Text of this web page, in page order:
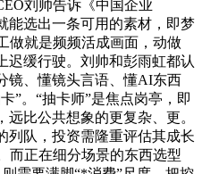
刘帅告诉《中国企业
能选出一条可用的素材，即梦
做就是频频活成画面，动做
迟缓行驶。刘帅和彭雨虹都认
镜、懂镜头言语、懂AI东西
”。“抽卡师”是焦点岗亭，即
比公共想象的更复杂、更。
列队，投资需隆重评估其成长
而正在细分场景的东西选型